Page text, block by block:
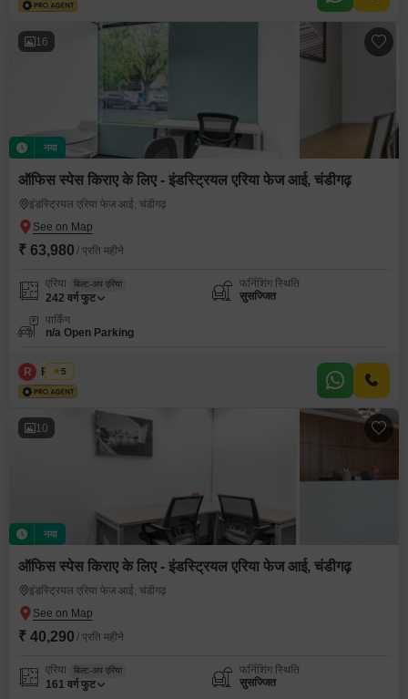
16
नया
ऑफिस स्पेस किराए के लिए - इंडस्ट्रियल एरिया फेज आई, चंडीगढ़
इंडस्ट्रियल एरिया फेज आई, चंडीगढ़
₹ 63,980 / प्रति महीने
एरिया बिल्ट-अप एरिया
242 वर्ग फुट
फर्निशिंग स्थिति
सुसज्जित
पार्किंग
n/a Open Parking
R Regus
5
10
नया
ऑफिस स्पेस किराए के लिए - इंडस्ट्रियल एरिया फेज आई, चंडीगढ़
इंडस्ट्रियल एरिया फेज आई, चंडीगढ़
₹ 40,290 / प्रति महीने
एरिया बिल्ट-अप एरिया
161 वर्ग फुट
फर्निशिंग स्थिति
सुसज्जित